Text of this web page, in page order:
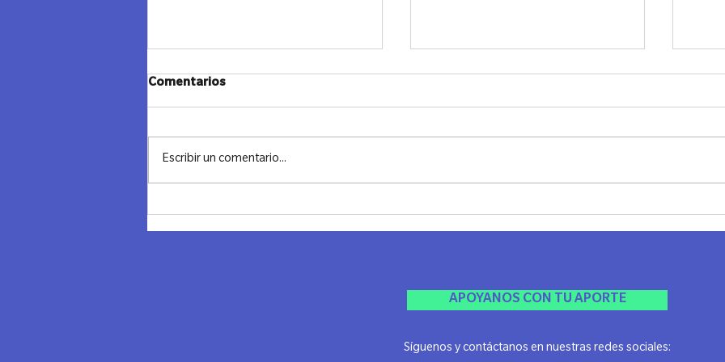
Cata Filosófica en Rosario
Comentarios
Escribir un comentario...
APOYANOS CON TU APORTE
Síguenos y contáctanos en nuestras redes sociales: